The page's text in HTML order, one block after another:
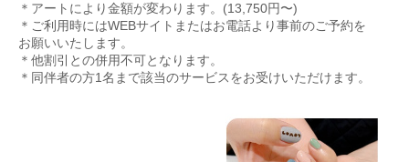
＊アートにより金額が変わります。(13,750円〜)
＊ご利用時にはWEBサイトまたはお電話より事前のご予約を
お願いいたします。
＊他割引との併用不可となります。
＊同伴者の方1名まで該当のサービスをお受けいただけます。